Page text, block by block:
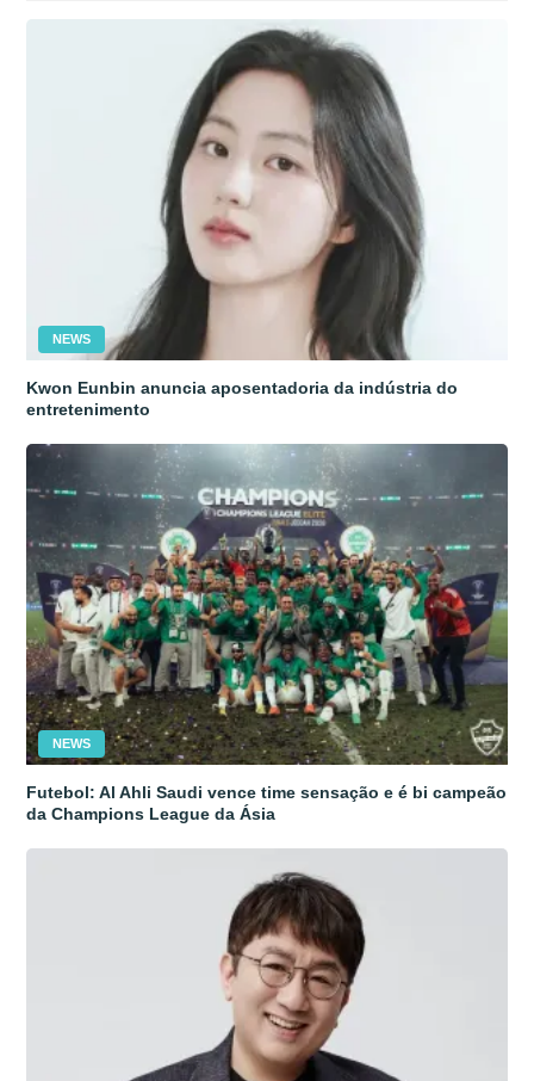
NEWS
Kwon Eunbin anuncia aposentadoria da indústria do
entretenimento
NEWS
Futebol: Al Ahli Saudi vence time sensação e é bi campeão
da Champions League da Ásia